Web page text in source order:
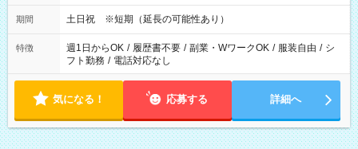
期間 土日祝 ※短期（延長の可能性あり）
特徴 週1日からOK / 履歴書不要 / 副業・WワークOK / 服装自由 / シ
フト勤務 / 電話対応なし
気になる！ 応募する 詳細へ